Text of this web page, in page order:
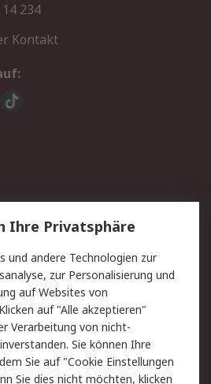
234
Kontakt
Lieferlösungen
Kontakt
Privatkunden
Datenschutz
Zahlungsbedingungen
Ihre Privatsphäre
und andere Technologien zur
zur Personalisierung und
auf Websites von
auf "Alle akzeptieren"
Verarbeitung von nicht-
Sie können Ihre
Sie auf "Cookie Einstellungen
Sie dies nicht möchten, klicken